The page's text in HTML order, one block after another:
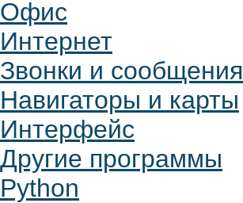
Офис
Интернет
Звонки и сообщения
Навигаторы и карты
Интерфейс
Другие программы
Python